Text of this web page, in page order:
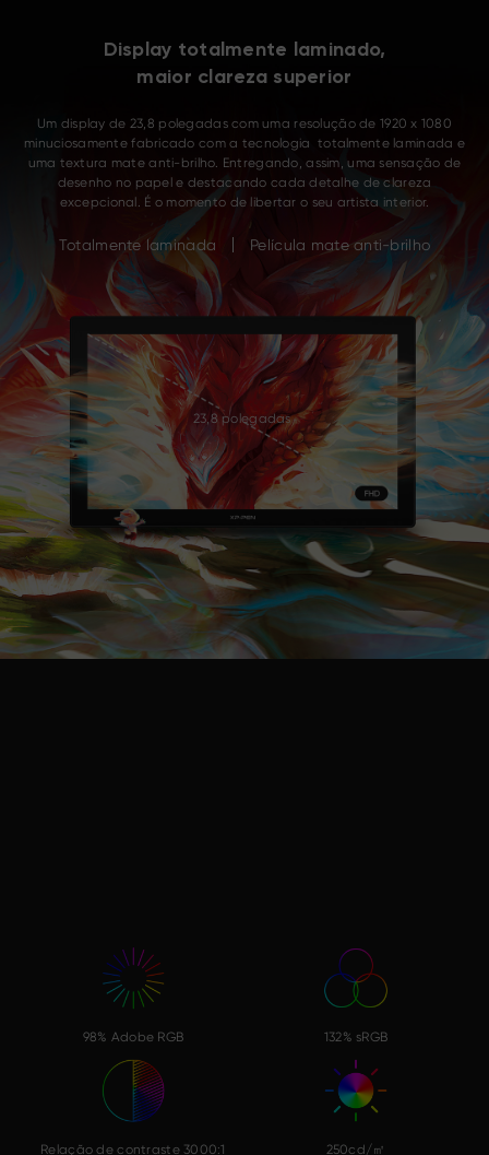
Display totalmente laminado,
maior clareza superior
Um display de 23,8 polegadas com uma resolução de 1920 x 1080
minuciosamente fabricado com a tecnologia totalmente laminada e
uma textura mate anti-brilho. Entregando, assim, uma sensação de
desenho no papel e destacando cada detalhe de clareza
excepcional. É o momento de libertar o seu artista interior.
Totalmente laminada Película mate anti-brilho
23,8 polegadas
98% Adobe RGB 132% sRGB
Relação de contraste 3000:1 250cd/㎡